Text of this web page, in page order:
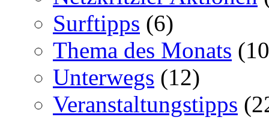
Surftipps (6)
Thema des Monats
Unterwegs (12)
Veranstaltungstipps